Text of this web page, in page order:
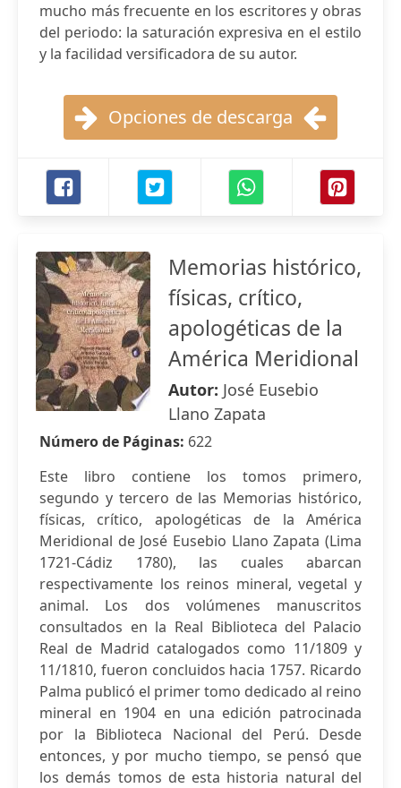
mucho más frecuente en los escritores y obras
del periodo: la saturación expresiva en el estilo
y la facilidad versificadora de su autor.
Opciones de descarga
Memorias histórico,
físicas, crítico,
apologéticas de la
América Meridional
Autor: José Eusebio
Llano Zapata
Número de Páginas: 622
Este libro contiene los tomos primero,
segundo y tercero de las Memorias histórico,
físicas, crítico, apologéticas de la América
Meridional de José Eusebio Llano Zapata (Lima
1721-Cádiz 1780), las cuales abarcan
respectivamente los reinos mineral, vegetal y
animal. Los dos volúmenes manuscritos
consultados en la Real Biblioteca del Palacio
Real de Madrid catalogados como 11/1809 y
11/1810, fueron concluidos hacia 1757. Ricardo
Palma publicó el primer tomo dedicado al reino
mineral en 1904 en una edición patrocinada
por la Biblioteca Nacional del Perú. Desde
entonces, y por mucho tiempo, se pensó que
los demás tomos de esta historia natural del